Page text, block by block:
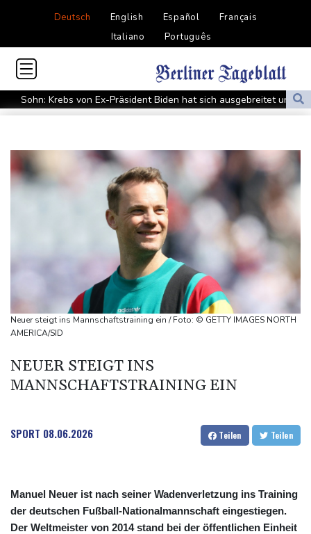
Deutsch English Español
Français
Italiano
Português
Sohn: Krebs von Ex-Präsident Biden hat sich ausgebreitet und
Metastasen gebildet
Hormus
Trauerflor und Schweigeminute: Inter Miami trauert mit Messi
WTA: Sabalenka scheitert überraschend in Toronto
Zwei Bombenanschläge in Kolumbien an erstem Tag im Amt des
neuen Präsidenten Espriella
Busemann: Kein EM-Titel für Neugebauer wäre "eine
Becker: Wer mehr will als Klassenerhalt hat "Fehler im Kopf"
Sohn: Krebs von Ex-Präsident Joe Biden hat sich ausgebreitet
und Metastasen gebildet
Vorgaben des Bundes geknüpft
FIFA stärkt Infantino - und holt zum Rundumschlag aus
Neuer steigt ins Mannschaftstraining ein / Foto: © GETTY IMAGES NORTH
AMERICA/SID
NEUER STEIGT INS
MANNSCHAFTSTRAINING EIN
SPORT 08.06.2026 Teilen Teilen
Manuel Neuer ist nach seiner Wadenverletzung ins Training
der deutschen Fußball-Nationalmannschaft eingestiegen.
Der Weltmeister von 2014 stand bei der öffentlichen Einheit